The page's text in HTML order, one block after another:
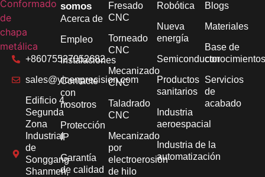
+86075527052682
sales@yicenprecision.com
Edificio 4,
Segunda
Zona
Industrial
de
Songgang
Shanmen,
somos
Acerca de
Empleo
Instalaciones
Contacte
con
nosotros
Protección
IP
Garantía
de calidad
Fresado
CNC
Torneado
CNC
Mecanizado
CNC
Taladrado
CNC
Mecanizado
por
electroerosión
de hilo
Robótica
Nueva
energía
Semiconductor
Productos
sanitarios
Industria
aeroespacial
Industria de la
automatización
Blogs
Materiales
Base de
Servicios
de
acabado